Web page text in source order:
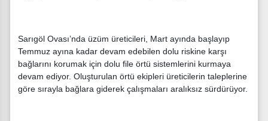
Sarıgöl Ovası’nda üzüm üreticileri, Mart ayında başlayıp
Temmuz ayına kadar devam edebilen dolu riskine karşı
bağlarını korumak için dolu file örtü sistemlerini kurmaya
devam ediyor. Oluşturulan örtü ekipleri üreticilerin taleplerine
göre sırayla bağlara giderek çalışmaları aralıksız sürdürüyor.